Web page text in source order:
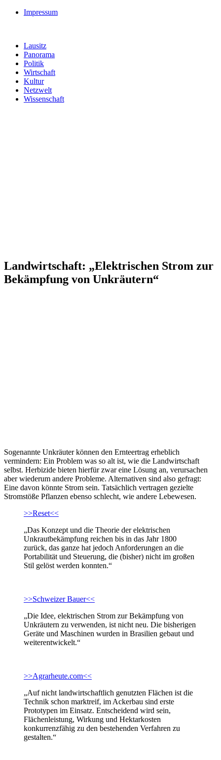
Impressum
Lausitz
Panorama
Politik
Wirtschaft
Kultur
Netzwelt
Wissenschaft
Landwirtschaft: „Elektrischen Strom zur
Bekämpfung von Unkräutern“
Sogenannte Unkräuter können den Ernteertrag erheblich
vermindern: Ein Problem was so alt ist, wie die Landwirtschaft
selbst. Herbizide bieten hierfür zwar eine Lösung an, verursachen
aber wiederum andere Probleme. Alternativen sind also gefragt:
Eine davon könnte Strom sein. Tatsächlich vertragen gezielte
Stromstöße Pflanzen ebenso schlecht, wie andere Lebewesen.
>>Reset<<
„Das Konzept und die Theorie der elektrischen
Unkrautbekämpfung reichen bis in das Jahr 1800
zurück, das ganze hat jedoch Anforderungen an die
Portabilität und Steuerung, die (bisher) nicht im großen
Stil gelöst werden konnten.“
>>Schweizer Bauer<<
„Die Idee, elektrischen Strom zur Bekämpfung von
Unkräutern zu verwenden, ist nicht neu. Die bisherigen
Geräte und Maschinen wurden in Brasilien gebaut und
weiterentwickelt.“
>>Agrarheute.com<<
„Auf nicht landwirtschaftlich genutzten Flächen ist die
Technik schon marktreif, im Ackerbau sind erste
Prototypen im Einsatz. Entscheidend wird sein,
Flächenleistung, Wirkung und Hektarkosten
konkurrenzfähig zu den bestehenden Verfahren zu
gestalten.“